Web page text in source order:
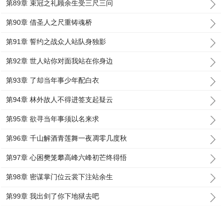
第89章 束冠之礼顾余生受三尺三问
第90章 借圣人之尺重铸魂桥
第91章 誓约之战众人站队身独影
第92章 世人站你对面我站在你身边
第93章 了却当年事少年配白衣
第94章 林外故人不得进签支起疑云
第95章 欲寻当年事须以名来求
第96章 千山解酒青莲舞一夜凋零几度秋
第97章 心困樊笼攀高峰六峰初芒终得悟
第98章 密谋掌门位云裳下注站余生
第99章 我出剑了你下地狱去吧